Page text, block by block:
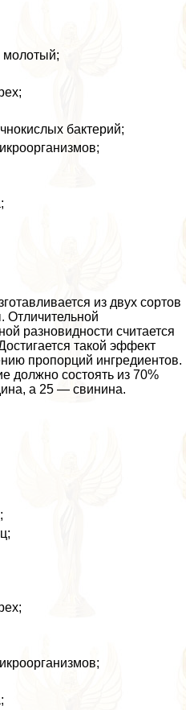
молотый;
бактерий;
из двух сортов
Отличительной
разновидности считается
такой эффект
пропорций ингредиентов.
должно состоять из 70%
а 25 — свинина.